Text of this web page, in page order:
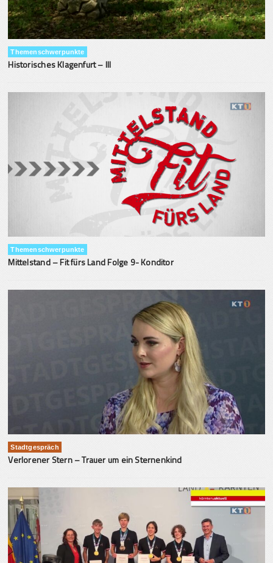
Themenschwerpunkte
Historisches Klagenfurt – III
Themenschwerpunkte
Mittelstand – Fit fürs Land Folge 9- Konditor
Stadtgespräch
Verlorener Stern – Trauer um ein Sternenkind